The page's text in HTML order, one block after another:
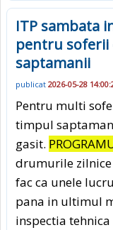
ITP sambata
pentru soferii
saptamanii
publicat 2026-05-28
Pentru multi
timpul
gasit.
drumurile
fac ca unele
pana in ultimul
inspectia